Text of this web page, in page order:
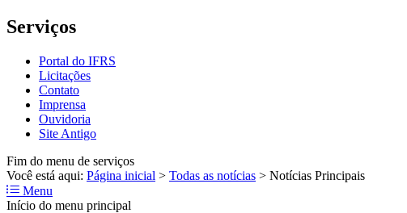
Serviços
Portal do IFRS
Licitações
Contato
Imprensa
Ouvidoria
Site Antigo
Fim do menu de serviços
Você está aqui: Página inicial > Todas as notícias > Notícias Principais
Menu
Início do menu principal